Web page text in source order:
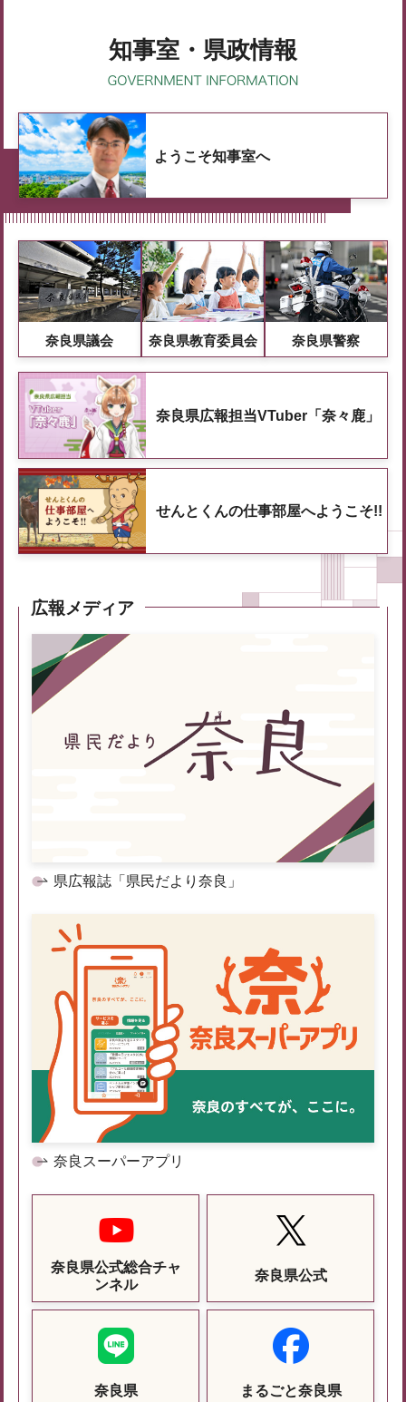
知事室・県政情報
ようこそ知事室へ
奈良県議会 奈良県教育委員会 奈良県警察
奈良県広報担当VTuber「奈々鹿」
せんとくんの仕事部屋へようこそ!!
広報メディア
県広報誌「県民だより奈良」
奈良スーパーアプリ
奈良県公式総合チャ
ンネル
奈良県公式
奈良県 まるごと奈良県